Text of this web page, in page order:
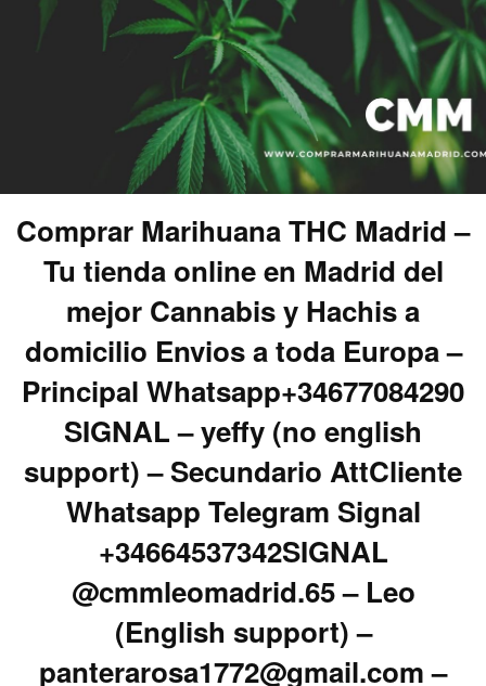
Comprar Marihuana THC Madrid –
Tu tienda online en Madrid del
mejor Cannabis y Hachis a
domicilio Envios a toda Europa –
Principal Whatsapp+34677084290
SIGNAL – yeffy (no english
support) – Secundario AttCliente
Whatsapp Telegram Signal
+34664537342SIGNAL
@cmmleomadrid.65 – Leo
(English support) –
panterarosa1772@gmail.com –